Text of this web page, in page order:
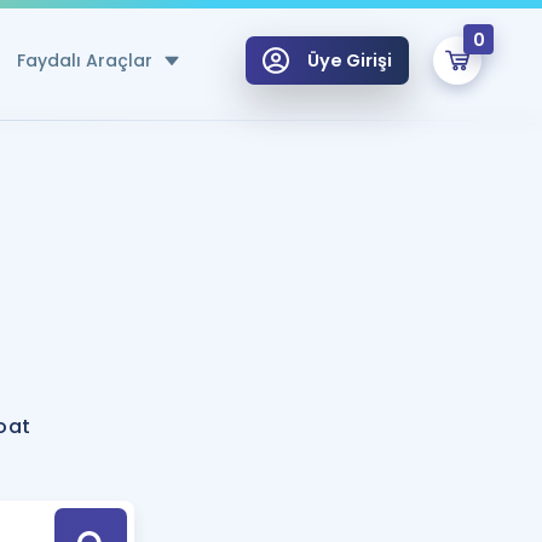
Faydalı Araçlar
Hesaplama Aracı
için Öneriler
Tek Takvimde
Üye Girişi
0
Hoca ile seni sınava hazırlayacak onlarca eğitim seni bekliyor!